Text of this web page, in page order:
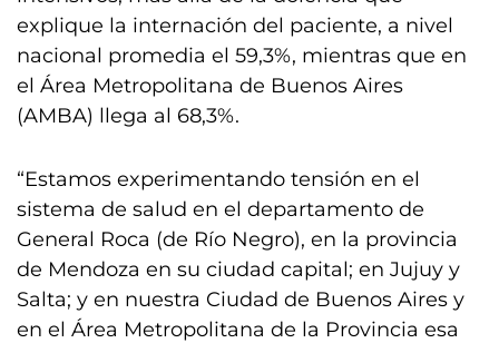
explique la internación del paciente, a nivel
nacional promedia el 59,3%, mientras que en
el Área Metropolitana de Buenos Aires
(AMBA) llega al 68,3%.
“Estamos experimentando tensión en el
sistema de salud en el departamento de
General Roca (de Río Negro), en la provincia
de Mendoza en su ciudad capital; en Jujuy y
Salta; y en nuestra Ciudad de Buenos Aires y
en el Área Metropolitana de la Provincia esa